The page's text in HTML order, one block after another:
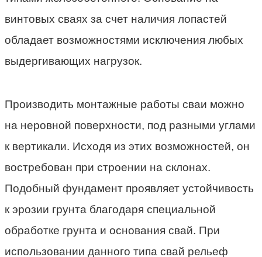
винтовых сваях за счет наличия лопастей
обладает возможностями исключения любых
выдергивающих нагрузок.
Производить монтажные работы сваи можно
на неровной поверхности, под разными углами
к вертикали. Исходя из этих возможностей, он
востребован при строении на склонах.
Подобный фундамент проявляет устойчивость
к эрозии грунта благодаря специальной
обработке грунта и основания свай. При
использовании данного типа свай рельеф